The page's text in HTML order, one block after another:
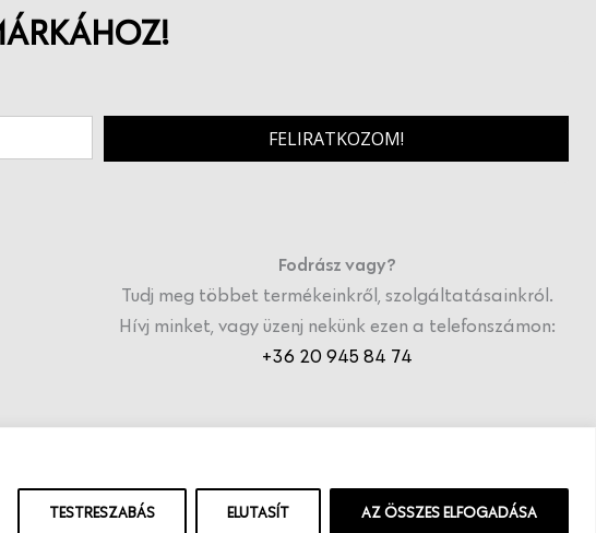
TESTRESZABÁS ELUTASÍT AZ ÖSSZES ELFOGADÁSA
FELIRATKOZOM!
Fodrász vagy?
Tudj meg többet termékeinkről, szolgáltatásainkról.
Hívj minket, vagy üzenj nekünk ezen a telefonszámon:
+36 20 945 84 74